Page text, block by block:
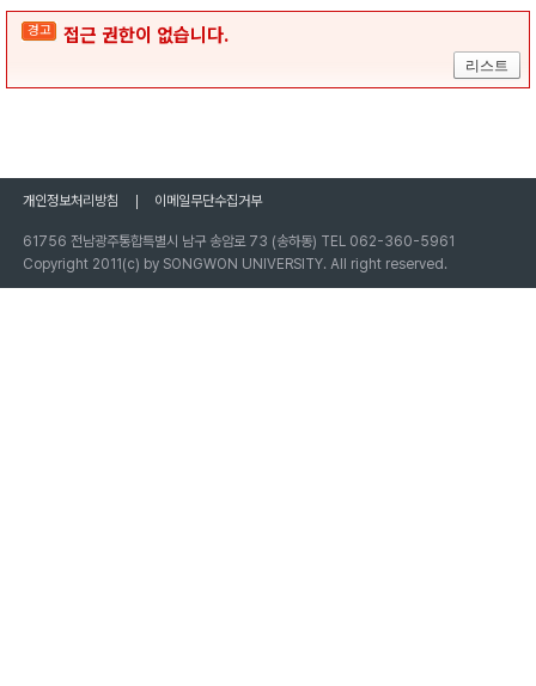
경고 접근 권한이 없습니다.
리스트
개인정보처리방침 이메일무단수집거부
61756 전남광주통합특별시 남구 송암로 73 (송하동) TEL 062-360-5961
Copyright 2011(c) by SONGWON UNIVERSITY. All right reserved.